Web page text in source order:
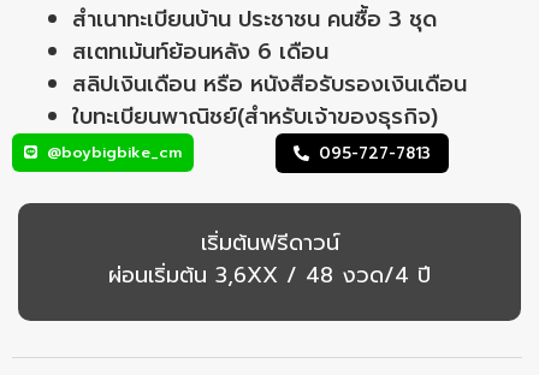
สำเนาทะเบียนบ้าน ประชาชน คนซื้อ 3 ชุด
สเตทเม้นท์ย้อนหลัง 6 เดือน
สลิปเงินเดือน หรือ หนังสือรับรองเงินเดือน
ใบทะเบียนพาณิชย์(สำหรับเจ้าของธุรกิจ)
@boybigbike_cm 095-727-7813
เริ่มต้นฟรีดาวน์
ผ่อนเริ่มต้น 3,6XX / 48 งวด/4 ปี